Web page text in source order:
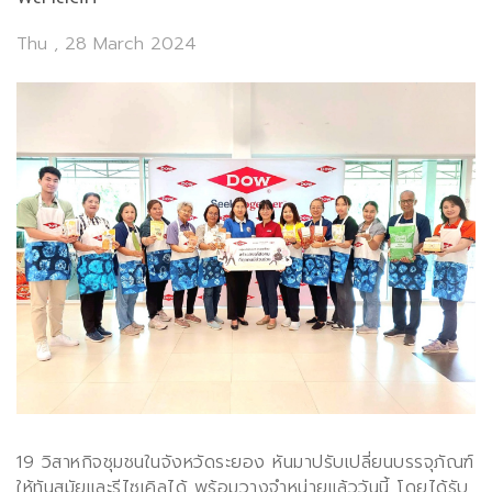
Thu , 28 March 2024
19 วิสาหกิจชุมชนในจังหวัดระยอง หันมาปรับเปลี่ยนบรรจุภัณฑ์